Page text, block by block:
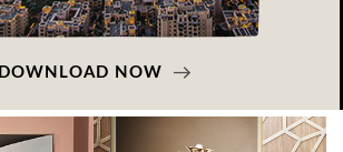
DOWNLOAD NOW